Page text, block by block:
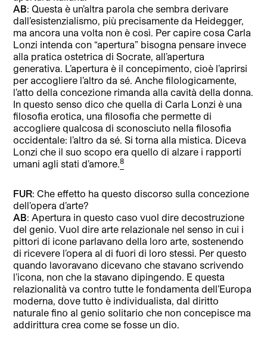
AB: Questa è un’altra parola che sembra derivare
dall’esistenzialismo, più precisamente da Heidegger,
ma ancora una volta non è così. Per capire cosa Carla
Lonzi intenda con “apertura” bisogna pensare invece
alla pratica ostetrica di Socrate, all’apertura
generativa. L’apertura è il concepimento, cioè l’aprirsi
per accogliere l’altro da sé. Anche filologicamente,
l’atto della concezione rimanda alla cavità della donna.
In questo senso dico che quella di Carla Lonzi è una
filosofia erotica, una filosofia che permette di
accogliere qualcosa di sconosciuto nella filosofia
occidentale: l’altro da sé. Si torna alla mistica. Diceva
Lonzi che il suo scopo era quello di alzare i rapporti
umani agli stati d’amore.8
FUR: Che effetto ha questo discorso sulla concezione
dell’opera d’arte?
AB: Apertura in questo caso vuol dire decostruzione
del genio. Vuol dire arte relazionale nel senso in cui i
pittori di icone parlavano della loro arte, sostenendo
di ricevere l’opera al di fuori di loro stessi. Per questo
quando lavoravano dicevano che stavano scrivendo
l’icona, non che la stavano dipingendo. E questa
relazionalità va contro tutte le fondamenta dell’Europa
moderna, dove tutto è individualista, dal diritto
naturale fino al genio solitario che non concepisce ma
addirittura crea come se fosse un dio.